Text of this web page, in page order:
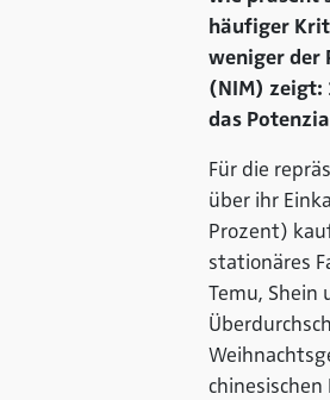
häufiger
weniger der
(NIM) zeigt:
das
Für die
über ihr
Prozent)
stationäres
Temu, Shein